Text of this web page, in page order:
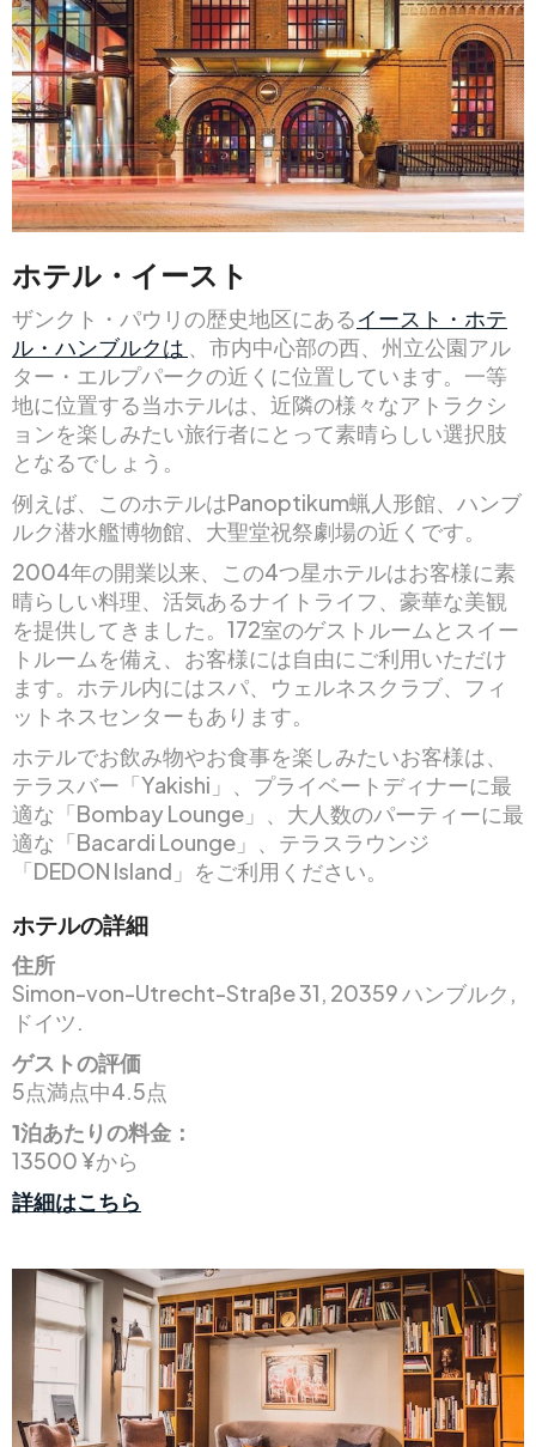
ホテル・イースト
ザンクト・パウリの歴史地区にあるイースト・ホテ
ル・ハンブルクは 、市内中心部の西、州立公園アル
ター・エルプパークの近くに位置しています。一等
地に位置する当ホテルは、近隣の様々なアトラクシ
ョンを楽しみたい旅行者にとって素晴らしい選択肢
となるでしょう。
例えば、このホテルはPanoptikum蝋人形館、ハンブ
ルク潜水艦博物館、大聖堂祝祭劇場の近くです。
2004年の開業以来、この4つ星ホテルはお客様に素
晴らしい料理、活気あるナイトライフ、豪華な美観
を提供してきました。172室のゲストルームとスイー
トルームを備え、お客様には自由にご利用いただけ
ます。ホテル内にはスパ、ウェルネスクラブ、フィ
ットネスセンターもあります。
ホテルでお飲み物やお食事を楽しみたいお客様は、
テラスバー「Yakishi」、プライベートディナーに最
適な「Bombay Lounge」、大人数のパーティーに最
適な「Bacardi Lounge」、テラスラウンジ
「DEDON Island」をご利用ください。
ホテルの詳細
住所
Simon-von-Utrecht-Straße 31, 20359 ハンブルク,
ドイツ.
ゲストの評価
5点満点中4.5点
1泊あたりの料金：
13500 ¥から
詳細はこちら